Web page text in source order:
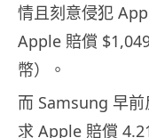
情且刻意侵犯
Apple 賠償
幣）。
而 Samsung 早
求 Apple 賠償